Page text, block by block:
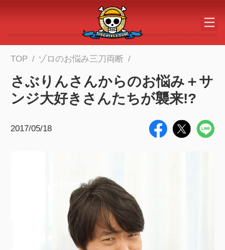
メインコンテンツへスキップする
TOP ゾロのお悩み三刀両断
さぶりんさんからのお悩み＋サ
ンジ大好きさんたちが襲来!?
2017/05/18